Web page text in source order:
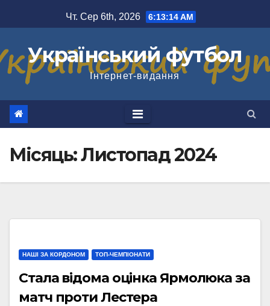
до
Чт. Сер 6th, 2026 6:13:16 AM
Український футбол
Інтернет-видання
Місяць:Листопад 2024
НАШІ ЗА КОРДОНОМ ТОП-ЧЕМПІОНАТИ
Стала відома оцінка Ярмолюка за
матч проти Лестера